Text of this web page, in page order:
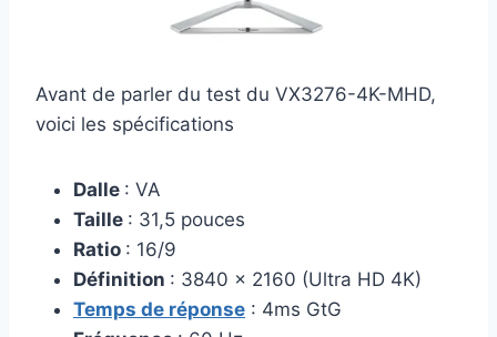
Avant de parler du test du VX3276-4K-MHD,
voici les spécifications
Dalle : VA
Taille : 31,5 pouces
Ratio : 16/9
Définition : 3840 x 2160 (Ultra HD 4K)
Temps de réponse : 4ms GtG